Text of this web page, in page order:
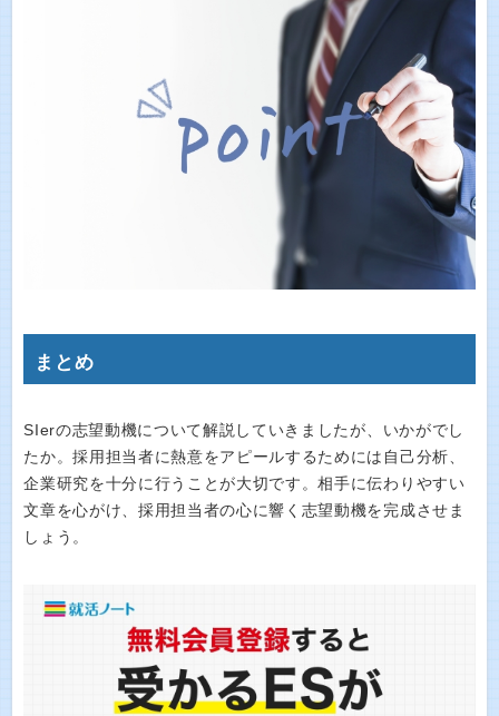
まとめ
SIerの志望動機について解説していきましたが、いかがでし
たか。採用担当者に熱意をアピールするためには自己分析、
企業研究を十分に行うことが大切です。相手に伝わりやすい
文章を心がけ、採用担当者の心に響く志望動機を完成させま
しょう。